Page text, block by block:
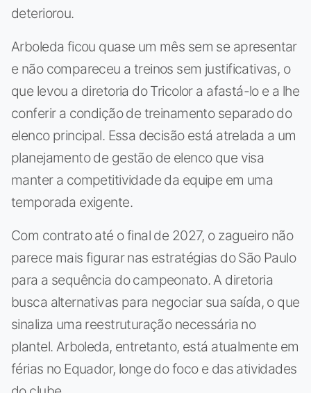
deteriorou.
Arboleda ficou quase um mês sem se apresentar
e não compareceu a treinos sem justificativas, o
que levou a diretoria do Tricolor a afastá-lo e a lhe
conferir a condição de treinamento separado do
elenco principal. Essa decisão está atrelada a um
planejamento de gestão de elenco que visa
manter a competitividade da equipe em uma
temporada exigente.
Com contrato até o final de 2027, o zagueiro não
parece mais figurar nas estratégias do São Paulo
para a sequência do campeonato. A diretoria
busca alternativas para negociar sua saída, o que
sinaliza uma reestruturação necessária no
plantel. Arboleda, entretanto, está atualmente em
férias no Equador, longe do foco e das atividades